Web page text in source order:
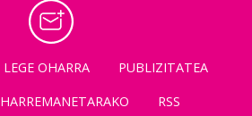
LEGE OHARRA
PUBLIZITATEA
HARREMANETARAKO RSS